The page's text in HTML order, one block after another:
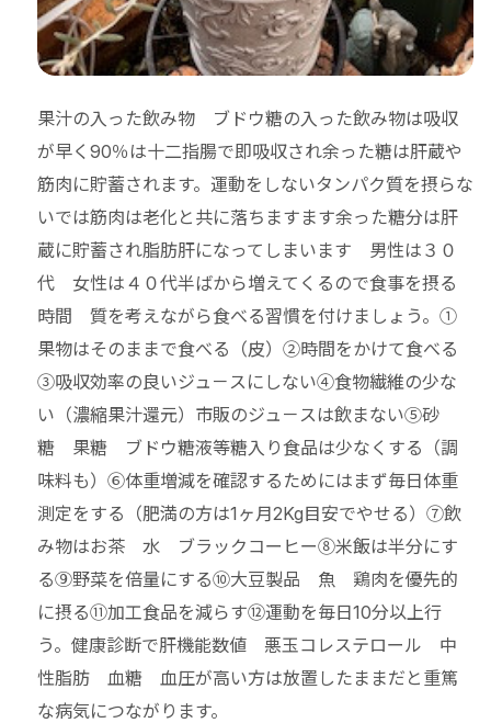
果汁の入った飲み物 ブドウ糖の入った飲み物は吸収
が早く90％は十二指腸で即吸収され余った糖は肝蔵や
筋肉に貯蓄されます。運動をしないタンパク質を摂らな
いでは筋肉は老化と共に落ちますます余った糖分は肝
蔵に貯蓄され脂肪肝になってしまいます 男性は３０
代 女性は４０代半ばから増えてくるので食事を摂る
時間 質を考えながら食べる習慣を付けましょう。①
果物はそのままで食べる（皮）②時間をかけて食べる
③吸収効率の良いジュ－スにしない④食物繊維の少な
い（濃縮果汁還元）市販のジュ－スは飲まない⑤砂
糖 果糖 ブドウ糖液等糖入り食品は少なくする（調
味料も）⑥体重増減を確認するためにはまず毎日体重
測定をする（肥満の方は1ヶ月2Kg目安でやせる）⑦飲
み物はお茶 水 ブラックコーヒー⑧米飯は半分にす
る⑨野菜を倍量にする⑩大豆製品 魚 鶏肉を優先的
に摂る⑪加工食品を減らす⑫運動を毎日10分以上行
う。健康診断で肝機能数値 悪玉コレステロール 中
性脂肪 血糖 血圧が高い方は放置したままだと重篤
な病気につながります。